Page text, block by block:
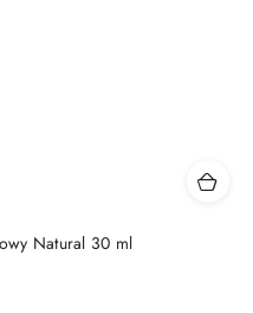
Natural 30 ml